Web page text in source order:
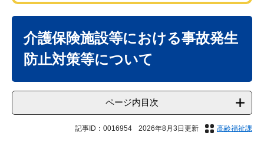
介護保険施設等における事故発生
防止対策等について
ページ内目次
記事ID：0016954 2026年8月3日更新 高齢福祉課